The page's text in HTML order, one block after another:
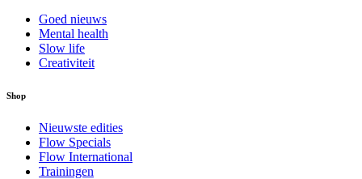
Goed nieuws
Mental health
Slow life
Creativiteit
Shop
Nieuwste edities
Flow Specials
Flow International
Trainingen